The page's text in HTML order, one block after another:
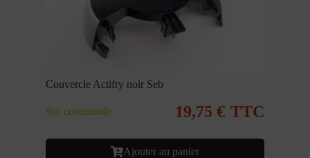
Couvercle Actifry noir Seb
Sur commande 19,75 € TTC
Ajouter au panier